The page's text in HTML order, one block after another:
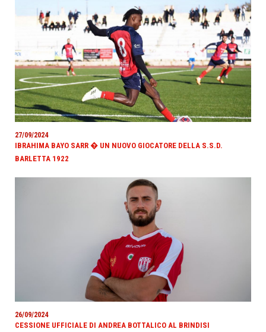
27/09/2024
IBRAHIMA BAYO SARR � UN NUOVO GIOCATORE DELLA S.S.D.
BARLETTA 1922
26/09/2024
CESSIONE UFFICIALE DI ANDREA BOTTALICO AL BRINDISI